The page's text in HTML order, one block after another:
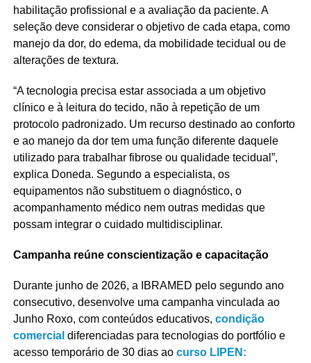
habilitação profissional e a avaliação da paciente. A
seleção deve considerar o objetivo de cada etapa, como
manejo da dor, do edema, da mobilidade tecidual ou de
alterações de textura.
“A tecnologia precisa estar associada a um objetivo
clínico e à leitura do tecido, não à repetição de um
protocolo padronizado. Um recurso destinado ao conforto
e ao manejo da dor tem uma função diferente daquele
utilizado para trabalhar fibrose ou qualidade tecidual”,
explica Doneda. Segundo a especialista, os
equipamentos não substituem o diagnóstico, o
acompanhamento médico nem outras medidas que
possam integrar o cuidado multidisciplinar.
Campanha reúne conscientização e capacitação
Durante junho de 2026, a IBRAMED pelo segundo ano
consecutivo, desenvolve uma campanha vinculada ao
Junho Roxo, com conteúdos educativos, condição
comercial diferenciadas para tecnologias do portfólio e
acesso temporário de 30 dias ao curso LIPEN: